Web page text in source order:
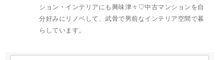
ション・インテリアにも興味津々♡中古マンションを自
分好みにリノベして、武骨で男前なインテリア空間で暮
らしています。